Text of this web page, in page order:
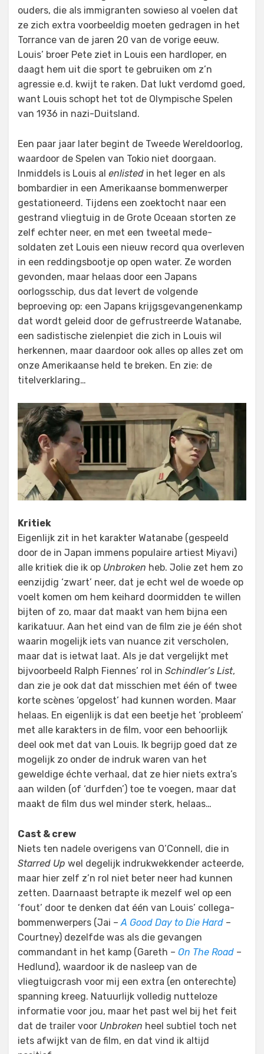
ouders, die als immigranten sowieso al voelen dat
ze zich extra voorbeeldig moeten gedragen in het
Torrance van de jaren 20 van de vorige eeuw.
Louis’ broer Pete ziet in Louis een hardloper, en
daagt hem uit die sport te gebruiken om z’n
agressie e.d. kwijt te raken. Dat lukt verdomd goed,
want Louis schopt het tot de Olympische Spelen
van 1936 in nazi-Duitsland.
Een paar jaar later begint de Tweede Wereldoorlog,
waardoor de Spelen van Tokio niet doorgaan.
Inmiddels is Louis al enlisted in het leger en als
bombardier in een Amerikaanse bommenwerper
gestationeerd. Tijdens een zoektocht naar een
gestrand vliegtuig in de Grote Oceaan storten ze
zelf echter neer, en met een tweetal mede-
soldaten zet Louis een nieuw record qua overleven
in een reddingsbootje op open water. Ze worden
gevonden, maar helaas door een Japans
oorlogsschip, dus dat levert de volgende
beproeving op: een Japans krijgsgevangenenkamp
dat wordt geleid door de gefrustreerde Watanabe,
een sadistische zielenpiet die zich in Louis wil
herkennen, maar daardoor ook alles op alles zet om
onze Amerikaanse held te breken. En zie: de
titelverklaring…
Kritiek
Eigenlijk zit in het karakter Watanabe (gespeeld
door de in Japan immens populaire artiest Miyavi)
alle kritiek die ik op Unbroken heb. Jolie zet hem zo
eenzijdig ‘zwart’ neer, dat je echt wel de woede op
voelt komen om hem keihard doormidden te willen
bijten of zo, maar dat maakt van hem bijna een
karikatuur. Aan het eind van de film zie je één shot
waarin mogelijk iets van nuance zit verscholen,
maar dat is ietwat laat. Als je dat vergelijkt met
bijvoorbeeld Ralph Fiennes’ rol in Schindler’s List,
dan zie je ook dat dat misschien met één of twee
korte scènes ‘opgelost’ had kunnen worden. Maar
helaas. En eigenlijk is dat een beetje het ‘probleem’
met alle karakters in de film, voor een behoorlijk
deel ook met dat van Louis. Ik begrijp goed dat ze
mogelijk zo onder de indruk waren van het
geweldige échte verhaal, dat ze hier niets extra’s
aan wilden (of ‘durfden’) toe te voegen, maar dat
maakt de film dus wel minder sterk, helaas…
Cast & crew
Niets ten nadele overigens van O’Connell, die in
Starred Up wel degelijk indrukwekkender acteerde,
maar hier zelf z’n rol niet beter neer had kunnen
zetten. Daarnaast betrapte ik mezelf wel op een
‘fout’ door te denken dat één van Louis’ collega-
bommenwerpers (Jai –A Good Day to Die Hard –
Courtney) dezelfde was als die gevangen
commandant in het kamp (Gareth – On The Road –
Hedlund), waardoor ik de nasleep van de
vliegtuigcrash voor mij een extra (en onterechte)
spanning kreeg. Natuurlijk volledig nutteloze
informatie voor jou, maar het past wel bij het feit
dat de trailer voor Unbroken heel subtiel toch net
iets afwijkt van de film, en dat vind ik altijd